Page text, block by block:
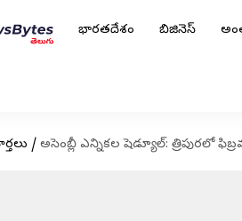
భారతదేశం బిజినెస్
/ అసెంబ్లీ ఎన్నికల షెడ్యూల్‌: